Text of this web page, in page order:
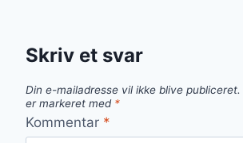
Skriv et svar
Din e-mailadresse vil ikke blive publiceret.
er markeret med *
Kommentar *